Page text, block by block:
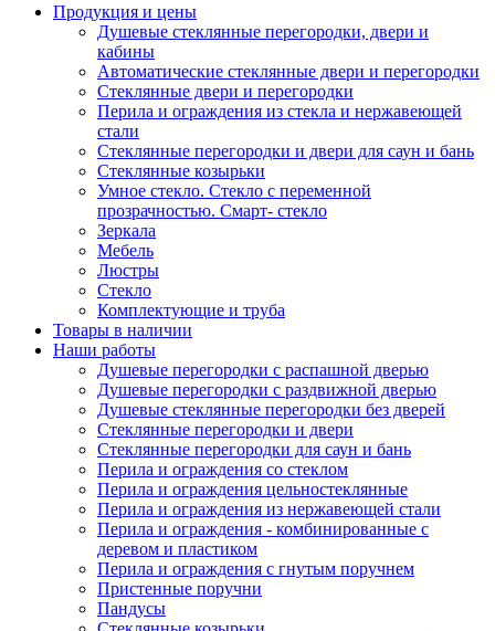
Продукция и цены
Душевые стеклянные перегородки, двери и
кабины
Автоматические стеклянные двери и перегородки
Стеклянные двери и перегородки
Перила и ограждения из стекла и нержавеющей
стали
Стеклянные перегородки и двери для саун и бань
Стеклянные козырьки
Умное стекло. Стекло с переменной
прозрачностью. Смарт- стекло
Зеркала
Мебель
Люстры
Стекло
Комплектующие и труба
Товары в наличии
Наши работы
Душевые перегородки c распашной дверью
Душевые перегородки с раздвижной дверью
Душевые стеклянные перегородки без дверей
Стеклянные перегородки и двери
Стеклянные перегородки для саун и бань
Перила и ограждения со стеклом
Перила и ограждения цельностеклянные
Перила и ограждения из нержавеющей стали
Перила и ограждения - комбинированные с
деревом и пластиком
Перила и ограждения с гнутым поручнем
Пристенные поручни
Пандусы